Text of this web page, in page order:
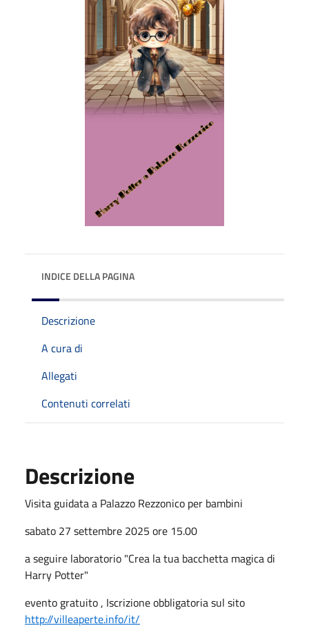
INDICE DELLA PAGINA
Descrizione
A cura di
Allegati
Contenuti correlati
Descrizione
Visita guidata a Palazzo Rezzonico per bambini
sabato 27 settembre 2025 ore 15.00
a seguire laboratorio "Crea la tua bacchetta magica di
Harry Potter"
evento gratuito , Iscrizione obbligatoria sul sito
http://villeaperte.info/it/